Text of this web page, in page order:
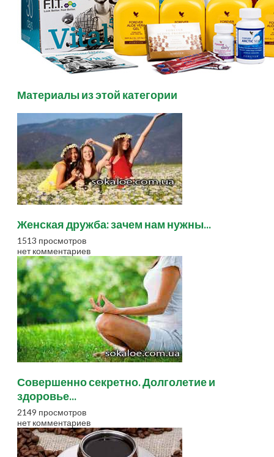
Материалы из этой категории
Женская дружба: зачем нам нужны...
1513 просмотров
нет комментариев
Совершенно секретно. Долголетие и
здоровье...
2149 просмотров
нет комментариев